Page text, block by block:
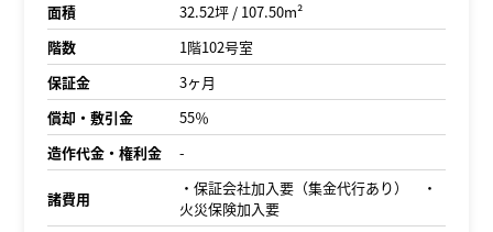
面積
32.52坪 / 107.50m²
階数
1階102号室
保証金
3ヶ月
償却・敷引金
55％
造作代金・権利金
-
諸費用
・保証会社加入要（集金代行あり） ・
火災保険加入要